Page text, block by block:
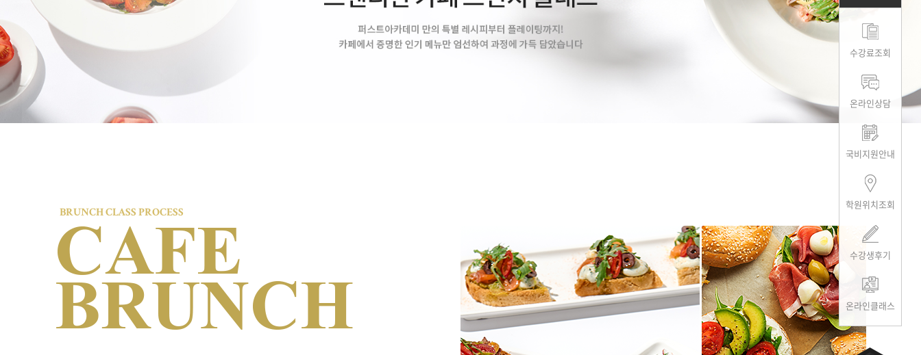
수강료조회
온라인상담
국비지원안내
학원위치조회
수강생후기
온라인클래스
BRUNCH CLASS PROCESS